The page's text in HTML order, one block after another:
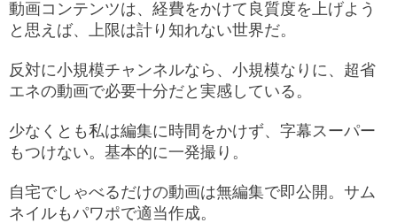
動画コンテンツは、経費をかけて良質度を上げよう
と思えば、上限は計り知れない世界だ。
反対に小規模チャンネルなら、小規模なりに、超省
エネの動画で必要十分だと実感している。
少なくとも私は編集に時間をかけず、字幕スーパー
もつけない。基本的に一発撮り。
自宅でしゃべるだけの動画は無編集で即公開。サム
ネイルもパワポで適当作成。